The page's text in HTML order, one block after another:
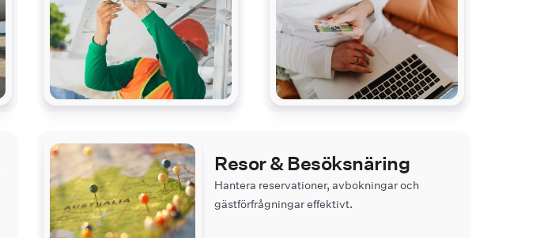
Resor & Besöksnäring
Hantera reservationer, avbokningar och
gästförfrågningar effektivt.